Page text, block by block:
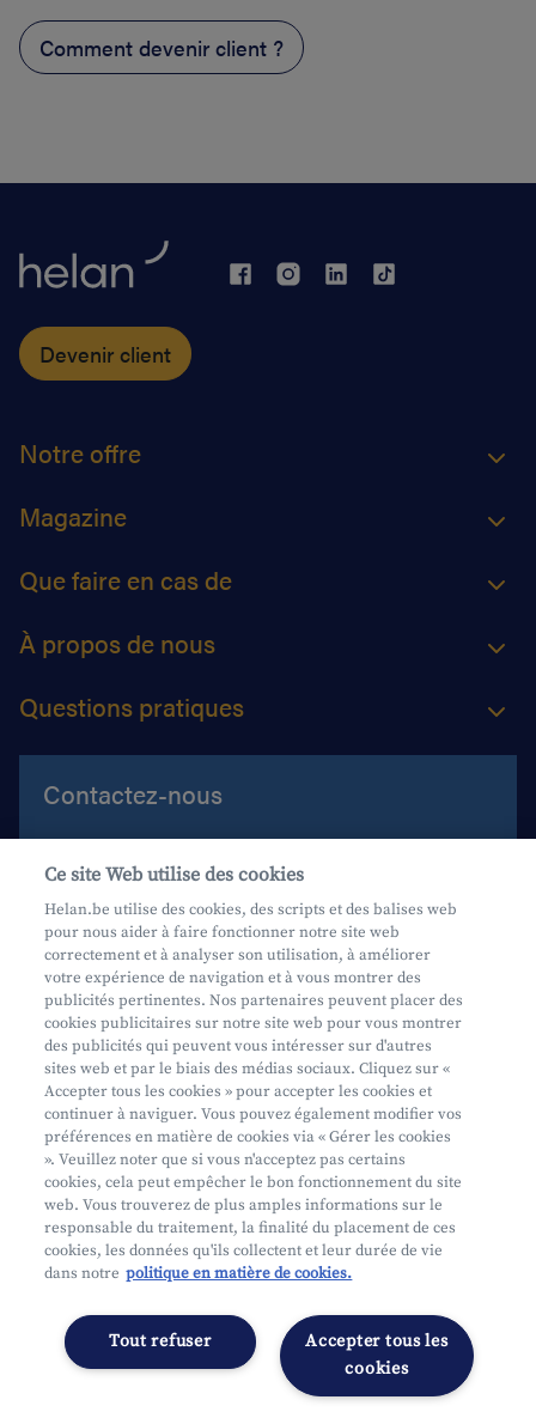
Comment devenir client ?
Devenir client
Notre offre
Magazine
Que faire en cas de
À propos de nous
Questions pratiques
Contactez-nous
Aide et contact
Prenez rendez-vous
Où nous trouver
Phishing
Mifid
Privacy
Info juridique
Soumis au contrôle de l'OCM
Déclaration d'accessibilité
Gérer les préférences
Ce site Web utilise des cookies
Helan.be utilise des cookies, des scripts et des balises web
pour nous aider à faire fonctionner notre site web
correctement et à analyser son utilisation, à améliorer
votre expérience de navigation et à vous montrer des
publicités pertinentes. Nos partenaires peuvent placer des
cookies publicitaires sur notre site web pour vous montrer
des publicités qui peuvent vous intéresser sur d'autres
sites web et par le biais des médias sociaux. Cliquez sur «
Accepter tous les cookies » pour accepter les cookies et
continuer à naviguer. Vous pouvez également modifier vos
préférences en matière de cookies via « Gérer les cookies
». Veuillez noter que si vous n'acceptez pas certains
cookies, cela peut empêcher le bon fonctionnement du site
web. Vous trouverez de plus amples informations sur le
responsable du traitement, la finalité du placement de ces
cookies, les données qu'ils collectent et leur durée de vie
dans notre politique en matière de cookies.
Accepter tous les
cookies
Tout refuser